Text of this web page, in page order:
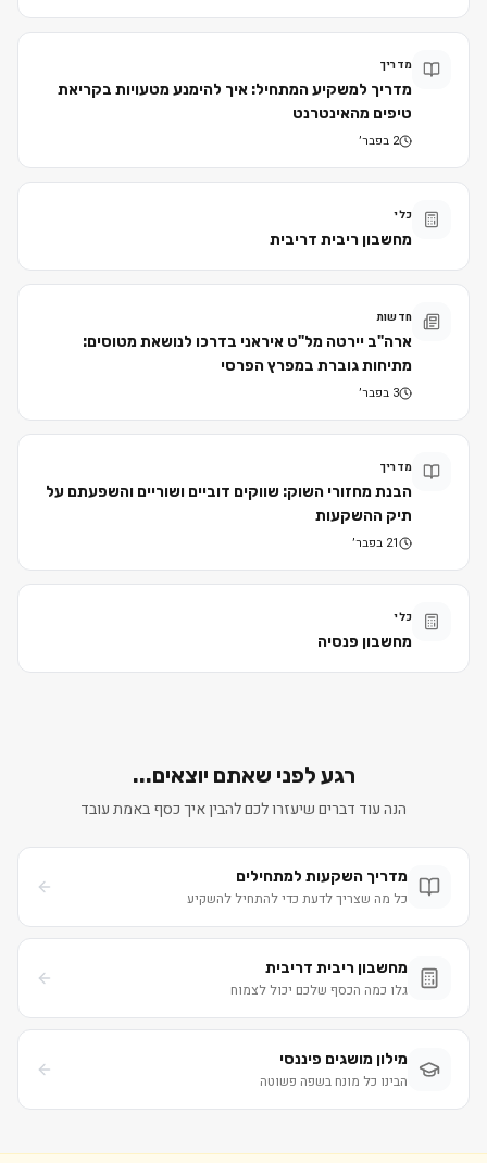
מדריך
מדריך למשקיע המתחיל: איך להימנע מטעויות בקריאת
טיפים מהאינטרנט
2 בפבר׳
כלי
מחשבון ריבית דריבית
חדשות
ארה"ב יירטה מל"ט איראני בדרכו לנושאת מטוסים:
מתיחות גוברת במפרץ הפרסי
3 בפבר׳
מדריך
הבנת מחזורי השוק: שווקים דוביים ושוריים והשפעתם על
תיק ההשקעות
21 בפבר׳
כלי
מחשבון פנסיה
רגע לפני שאתם יוצאים...
הנה עוד דברים שיעזרו לכם להבין איך כסף באמת עובד
מדריך השקעות למתחילים
כל מה שצריך לדעת כדי להתחיל להשקיע
מחשבון ריבית דריבית
גלו כמה הכסף שלכם יכול לצמוח
מילון מושגים פיננסי
הבינו כל מונח בשפה פשוטה